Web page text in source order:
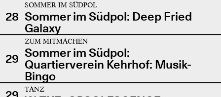
28
SOMMER IM SÜDPOL
Sommer im Südpol: Deep Fried
Galaxy
29
ZUM MITMACHEN
Sommer im Südpol:
Quartierverein Kehrhof: Musik-
Bingo
TANZ